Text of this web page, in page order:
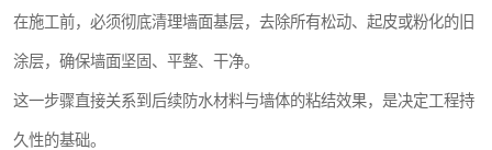
在施工前，必须彻底清理墙面基层，去除所有松动、起皮或粉化的旧
涂层，确保墙面坚固、平整、干净。
这一步骤直接关系到后续防水材料与墙体的粘结效果，是决定工程持
久性的基础。